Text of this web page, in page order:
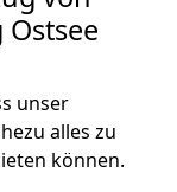
unser
alles zu
können.